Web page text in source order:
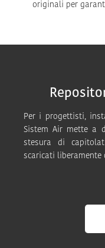
originali per
Per i progettisti,
Sistem Air mette a
stesura di
scaricati liberamente